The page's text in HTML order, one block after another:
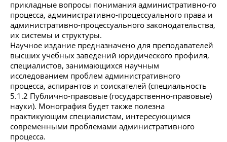
прикладные вопросы понимания административно-го
процесса, административно-процессуального права и
административно-процессуального законодательства,
их системы и структуры.
Научное издание предназначено для преподавателей
высших учебных заведений юридического профиля,
специалистов, занимающихся научным
исследованием проблем административного
процесса, аспирантов и соискателей (специальность
5.1.2 Публично-правовые (государственно-правовые)
науки). Монография будет также полезна
практикующим специалистам, интересующимся
современными проблемами административного
процесса.